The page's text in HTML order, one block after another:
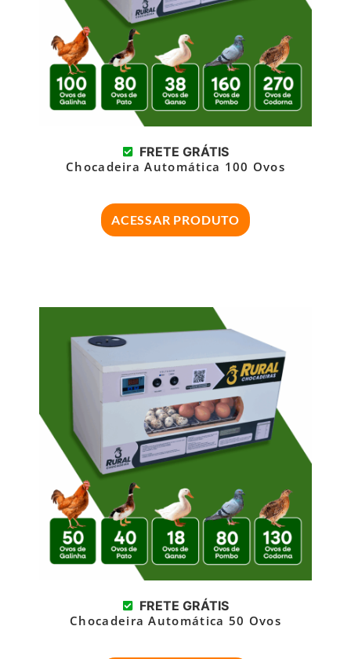
FRETE GRÁTIS
Chocadeira Automática 100 Ovos
ACESSAR PRODUTO
FRETE GRÁTIS
Chocadeira Automática 50 Ovos